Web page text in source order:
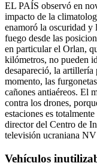
EL PAÍS observó en
impacto de la
enamoró la oscuridad y
fuego desde las
en particular el Orlan,
kilómetros, no pueden
desapareció, la artillería
momento, las
cañones antiaéreos. El
contra los drones,
estaciones es
director del Centro de
televisión ucraniana
Vehículos